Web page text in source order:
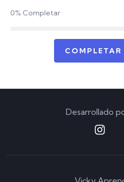
0% Completar
COMPLETAR
Desarrollado